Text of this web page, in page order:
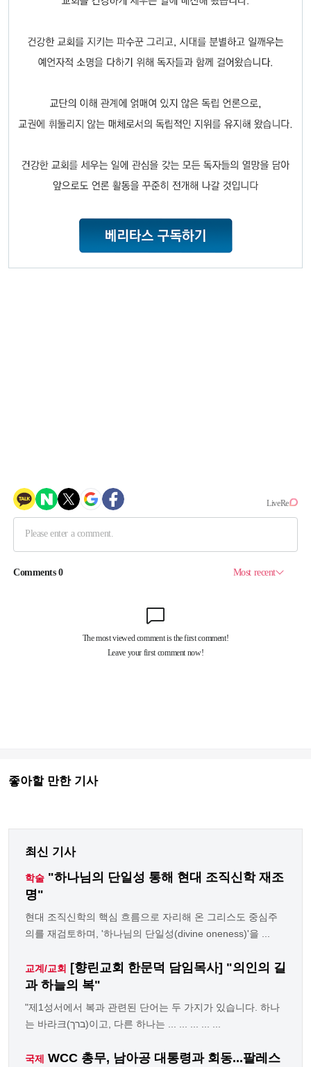
좋아할 만한 기사
최신 기사
학술 "하나님의 단일성 통해 현대 조직신학 재조
명"
현대 조직신학의 핵심 흐름으로 자리해 온 그리스도 중심주
의를 재검토하며, '하나님의 단일성(divine oneness)'을 ...
교계/교회 [향린교회 한문덕 담임목사] "의인의 길
과 하늘의 복"
"제1성서에서 복과 관련된 단어는 두 가지가 있습니다. 하나
는 바라크(ברך)이고, 다른 하나는 ... ... ... ... ...
국제 WCC 총무, 남아공 대통령과 회동...팔레스